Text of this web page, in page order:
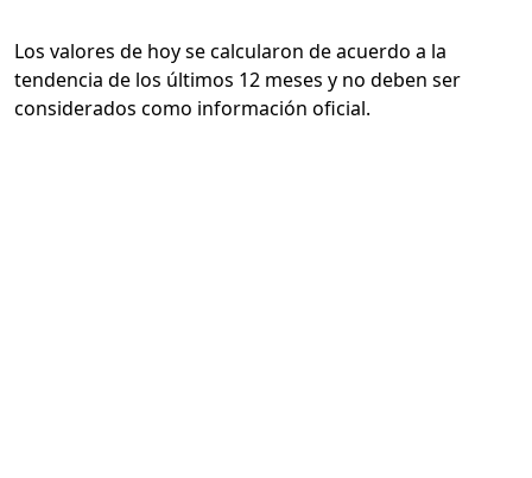
Los valores de hoy se calcularon de acuerdo a la
tendencia de los últimos 12 meses y no deben ser
considerados como información oficial.